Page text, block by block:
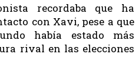
recordaba que ha
con Xavi, pese a que
había estado más
rival en las elecciones